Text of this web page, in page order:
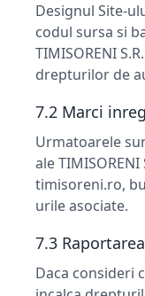
Designul Site-
codul sursa si
TIMISORENI
drepturilor de
7.2 Marci
Urmatoarele
ale TIMISORENI
timisoreni.ro,
urile asociate.
7.3
Daca consideri